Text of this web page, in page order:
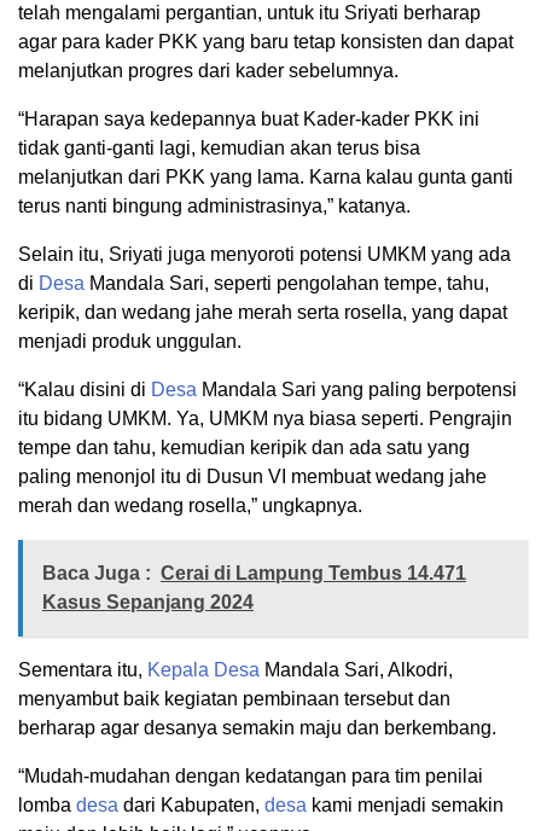
telah mengalami pergantian, untuk itu Sriyati berharap
agar para kader PKK yang baru tetap konsisten dan dapat
melanjutkan progres dari kader sebelumnya.
“Harapan saya kedepannya buat Kader-kader PKK ini
tidak ganti-ganti lagi, kemudian akan terus bisa
melanjutkan dari PKK yang lama. Karna kalau gunta ganti
terus nanti bingung administrasinya,” katanya.
Selain itu, Sriyati juga menyoroti potensi UMKM yang ada
di Desa Mandala Sari, seperti pengolahan tempe, tahu,
keripik, dan wedang jahe merah serta rosella, yang dapat
menjadi produk unggulan.
“Kalau disini di Desa Mandala Sari yang paling berpotensi
itu bidang UMKM. Ya, UMKM nya biasa seperti. Pengrajin
tempe dan tahu, kemudian keripik dan ada satu yang
paling menonjol itu di Dusun VI membuat wedang jahe
merah dan wedang rosella,” ungkapnya.
Baca Juga : Cerai di Lampung Tembus 14.471
Kasus Sepanjang 2024
Sementara itu, Kepala Desa Mandala Sari, Alkodri,
menyambut baik kegiatan pembinaan tersebut dan
berharap agar desanya semakin maju dan berkembang.
“Mudah-mudahan dengan kedatangan para tim penilai
lomba desa dari Kabupaten, desa kami menjadi semakin